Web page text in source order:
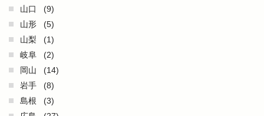
山口
(9)
山形
(5)
山梨
(1)
岐阜
(2)
岡山
(14)
岩手
(8)
島根
(3)